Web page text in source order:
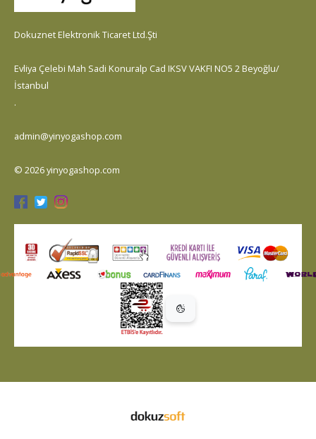
Dokuznet Elektronik Ticaret Ltd.Şti
Evliya Çelebi Mah Sadi Konuralp Cad IKSV VAKFI NO5 2 Beyoğlu/
İstanbul
.
admin@yinyogashop.com
© 2026 yinyogashop.com